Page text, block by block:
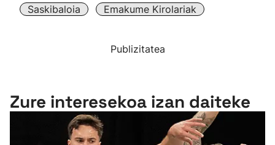
Saskibaloia Emakume Kirolariak
Publizitatea
Zure interesekoa izan daiteke